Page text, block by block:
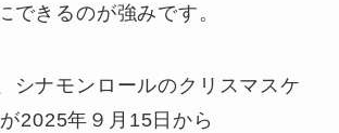
できるのが強みです。
シナモンロールのクリスマスケ
2025年９月15日から